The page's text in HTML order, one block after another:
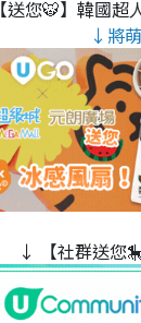
【送您🐯】韓國超
↓將
↓ 【社群送您